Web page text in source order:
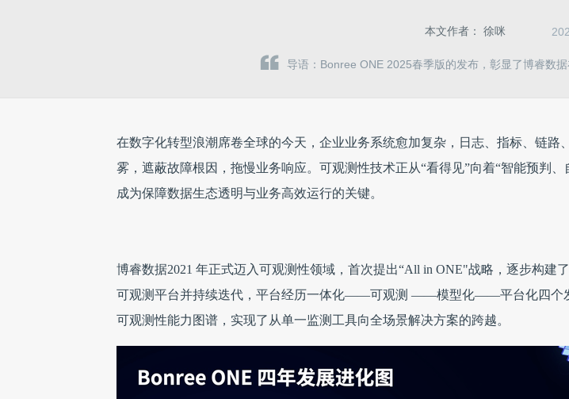
本文作者： 徐咪
导语：Bonree ONE 2025春季版的发布，彰显了博睿数
在数字化转型浪潮席卷全球的今天，企业业务系统愈加复杂，日志、指标、链路
雾，遮蔽故障根因，拖慢业务响应。可观测性技术正从“看得见”向着“智能预判、
成为保障数据生态透明与业务高效运行的关键。
博睿数据2021 年正式迈入可观测性领域，首次提出“All in ONE"战略，逐步构建
可观测平台并持续迭代，平台经历一体化——可观测 ——模型化——平台化四个
可观测性能力图谱，实现了从单一监测工具向全场景解决方案的跨越。